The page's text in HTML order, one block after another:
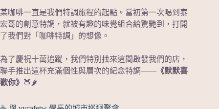
某咖啡一直是我們特調旅程的起點。當初第一次喝到泰
宏哥的創意特調，就被有趣的味覺組合給驚艷到，打開
了我們對「咖啡特調」的想像。
為了慶祝十萬追蹤，我們特別找來這間啟發我們的店，
聯手推出這杯充滿個性與層次的紀念特調—— 《默默喜
歡你》 🍑🌶️